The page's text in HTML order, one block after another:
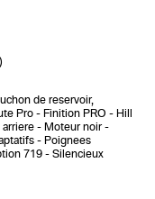
de reservoir,
Pro Finition PRO
Hill
arriere
Moteur noir
Poignees
719
Silencieux